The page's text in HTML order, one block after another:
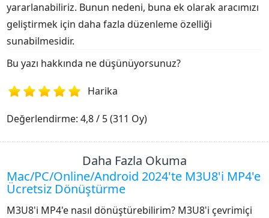
yararlanabiliriz. Bunun nedeni, buna ek olarak aracımızı
geliştirmek için daha fazla düzenleme özelliği
sunabilmesidir.
Bu yazı hakkında ne düşünüyorsunuz?
1 2 3 4 5
Harika
Değerlendirme: 4,8 / 5 (311 Oy)
Daha Fazla Okuma
Mac/PC/Online/Android 2024'te M3U8'i MP4'e
Ücretsiz Dönüştürme
M3U8'i MP4'e nasıl dönüştürebilirim? M3U8'i çevrimiçi